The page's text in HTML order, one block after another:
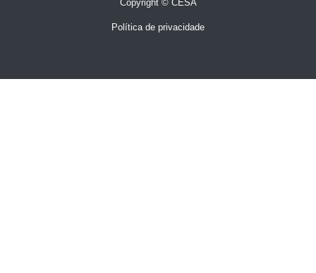
Copyright © CESA
Política de privacidade